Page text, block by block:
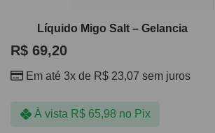
Líquido Migo Salt – Gelancia
R$ 69,20
Em até 3x de R$ 23,07 sem juros
À vista R$65,98 no Pix